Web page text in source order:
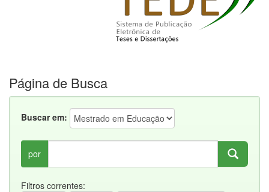
Página de Busca
Buscar em:
por
Filtros correntes: